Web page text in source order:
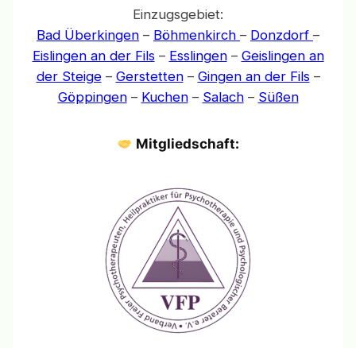
Einzugsgebiet:
Bad Überkingen – Böhmenkirch – Donzdorf –
Eislingen an der Fils– Esslingen– Geislingen an
der Steige– Gerstetten– Gingen an der Fils–
Göppingen– Kuchen– Salach– Süßen
Mitgliedschaft: